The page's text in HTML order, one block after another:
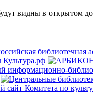
видны в открытом